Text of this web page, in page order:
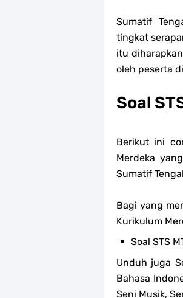
Sumatif
tingkat
itu
oleh peserta
Soal
Berikut ini
Merdeka
Sumatif
Bagi yang
Kurikulum
Soal STS
Unduh juga
Bahasa
Seni Musik,